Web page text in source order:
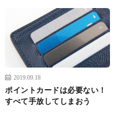
2019.09.18
ポイントカードは必要ない！
すべて手放してしまおう